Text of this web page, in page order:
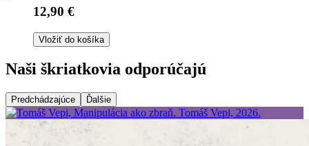
12,90 €
Vložiť do košíka
Naši škriatkovia odporúčajú
Predchádzajúce Ďalšie